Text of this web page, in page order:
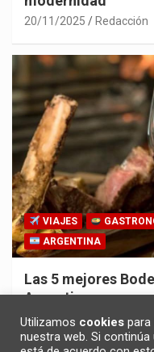
20/11/2025 Redacción
VIAJES
ARGENTINA
Las 5 mejores
Argentina
30/10/2025 Redacción
Utilizamos cookies para
nuestra web. Si